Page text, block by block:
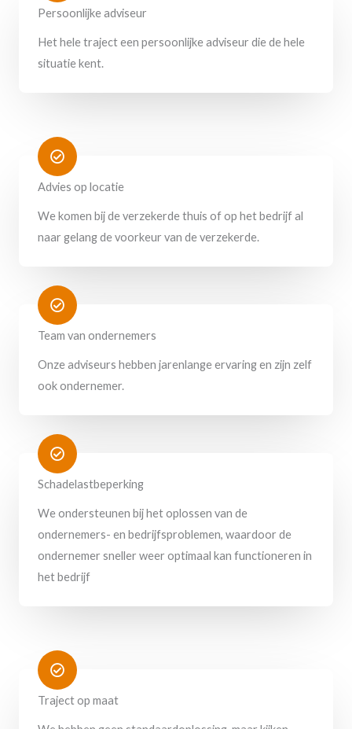
Persoonlijke adviseur
Het hele traject een persoonlijke adviseur die de hele
situatie kent.
Advies op locatie
We komen bij de verzekerde thuis of op het bedrijf al
naar gelang de voorkeur van de verzekerde.
Team van ondernemers
Onze adviseurs hebben jarenlange ervaring en zijn zelf
ook ondernemer.
Schadelastbeperking
We ondersteunen bij het oplossen van de
ondernemers- en bedrijfsproblemen, waardoor de
ondernemer sneller weer optimaal kan functioneren in
het bedrijf
Traject op maat